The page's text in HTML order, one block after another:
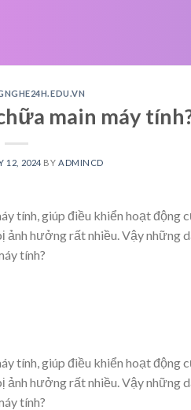
main máy
12, 2024 BY ADMINCD
tính, giúp điều khiển hoạt động
hưởng rất nhiều. Vậy những
tính?
tính, giúp điều khiển hoạt động
hưởng rất nhiều. Vậy những
tính?